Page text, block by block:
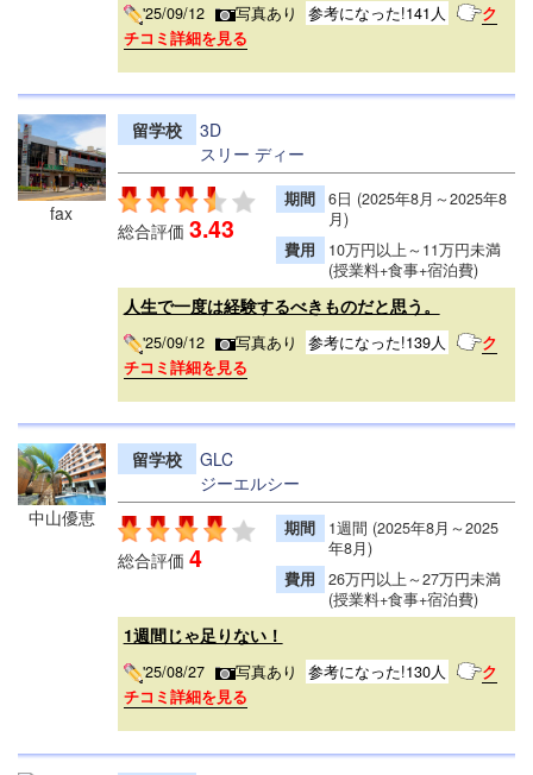
'25/09/12 写真あり 参考になった!141人
ク
チコミ詳細を見る
fax
留学校
3D
スリー ディー
総合評価 3.43
期間
6日 (2025年8月～2025年8
月)
費用
10万円以上～11万円未満
(授業料+食事+宿泊費)
人生で一度は経験するべきものだと思う。
'25/09/12 写真あり 参考になった!139人
ク
チコミ詳細を見る
中山優恵
留学校
GLC
ジーエルシー
総合評価 4
期間
1週間 (2025年8月～2025
年8月)
費用
26万円以上～27万円未満
(授業料+食事+宿泊費)
1週間じゃ足りない！
'25/08/27 写真あり 参考になった!130人
ク
チコミ詳細を見る